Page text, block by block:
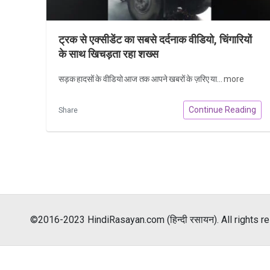
ट्रक से एक्सीडेंट का सबसे दर्दनाक वीडियो, चिंगारियों
के साथ खिचड़ता रहा शख्स
सड़क हादसों के वीडियो आज तक आपने खबरों के ज़रिए या...more
Share Continue Reading
©2016-2023 HindiRasayan.com (हिन्दी रसायन). All rights